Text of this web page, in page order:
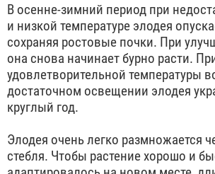
В осенне-зимний период при
и низкой температуре элодея
сохраняя ростовые почки. При
она снова начинает бурно расти.
удовлетворительной температуры
достаточном освещении элодея
круглый год.
Элодея очень легко размножается
стебля. Чтобы растение хорошо и